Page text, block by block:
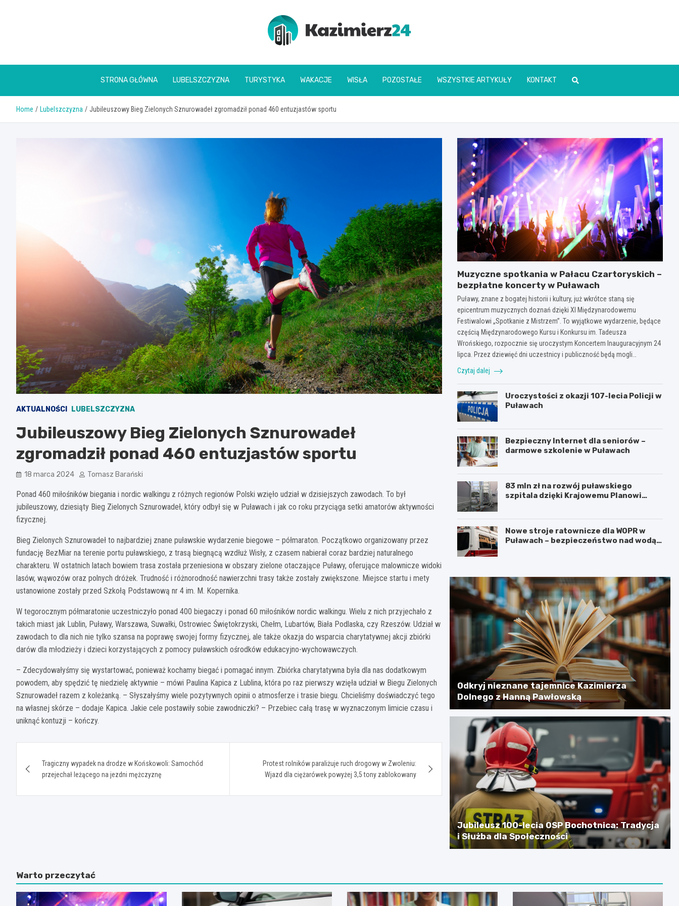
kazimierz24.pl
STRONA GŁÓWNA LUBELSZCZYZNA TURYSTYKA WAKACJE WISŁA POZOSTAŁE WSZYSTKIE ARTYKUŁY KONTAKT
Home Lubelszczyzna Jubileuszowy Bieg Zielonych Sznurowadeł zgromadził ponad 460 entuzjastów sportu
AKTUALNOŚCI LUBELSZCZYZNA
Jubileuszowy Bieg Zielonych Sznurowadeł
zgromadził ponad 460 entuzjastów sportu
18 marca 2024 Tomasz Barański
Ponad 460 miłośników biegania i nordic walkingu z różnych regionów Polski wzięło udział w dzisiejszych zawodach. To był
jubileuszowy, dziesiąty Bieg Zielonych Sznurowadeł, który odbył się w Puławach i jak co roku przyciąga setki amatorów aktywności
fizycznej.
Bieg Zielonych Sznurowadeł to najbardziej znane puławskie wydarzenie biegowe – półmaraton. Początkowo organizowany przez
fundację BezMiar na terenie portu puławskiego, z trasą biegnącą wzdłuż Wisły, z czasem nabierał coraz bardziej naturalnego
charakteru. W ostatnich latach bowiem trasa została przeniesiona w obszary zielone otaczające Puławy, oferujące malownicze widoki
lasów, wąwozów oraz polnych dróżek. Trudność i różnorodność nawierzchni trasy także zostały zwiększone. Miejsce startu i mety
ustanowione zostały przed Szkołą Podstawową nr 4 im. M. Kopernika.
W tegorocznym półmaratonie uczestniczyło ponad 400 biegaczy i ponad 60 miłośników nordic walkingu. Wielu z nich przyjechało z
takich miast jak Lublin, Puławy, Warszawa, Suwałki, Ostrowiec Świętokrzyski, Chełm, Lubartów, Biała Podlaska, czy Rzeszów. Udział w
zawodach to dla nich nie tylko szansa na poprawę swojej formy fizycznej, ale także okazja do wsparcia charytatywnej akcji zbiórki
darów dla młodzieży i dzieci korzystających z pomocy puławskich ośrodków edukacyjno-wychowawczych.
– Zdecydowałyśmy się wystartować, ponieważ kochamy biegać i pomagać innym. Zbiórka charytatywna była dla nas dodatkowym
powodem, aby spędzić tę niedzielę aktywnie – mówi Paulina Kapica z Lublina, która po raz pierwszy wzięła udział w Biegu Zielonych
Sznurowadeł razem z koleżanką. – Słyszałyśmy wiele pozytywnych opinii o atmosferze i trasie biegu. Chcieliśmy doświadczyć tego
na własnej skórze – dodaje Kapica. Jakie cele postawiły sobie zawodniczki? – Przebiec całą trasę w wyznaczonym limicie czasu i
uniknąć kontuzji – kończy.
wpisu
Tragiczny wypadek na drodze w Końskowoli: Samochód
przejechał leżącego na jezdni mężczyznę
Protest rolników paraliżuje ruch drogowy w Zwoleniu:
Wjazd dla ciężarówek powyżej 3,5 tony zablokowany
Muzyczne spotkania w Pałacu Czartoryskich –
bezpłatne koncerty w Puławach
Puławy, znane z bogatej historii i kultury, już wkrótce staną się
epicentrum muzycznych doznań dzięki XI Międzynarodowemu
Festiwalowi „Spotkanie z Mistrzem”. To wyjątkowe wydarzenie, będące
częścią Międzynarodowego Kursu i Konkursu im. Tadeusza
Wrońskiego, rozpocznie się uroczystym Koncertem Inauguracyjnym 24
lipca. Przez dziewięć dni uczestnicy i publiczność będą mogli…
Czytaj dalej
Uroczystości z okazji 107-lecia Policji w
Puławach
Bezpieczny Internet dla seniorów –
darmowe szkolenie w Puławach
83 mln zł na rozwój puławskiego
szpitala dzięki Krajowemu Planowi
Nowe stroje ratownicze dla WOPR w
Puławach – bezpieczeństwo nad wodą
Odkryj nieznane tajemnice Kazimierza
Dolnego z Hanną Pawłowską
Jubileusz 100-lecia OSP Bochotnica: Tradycja
i Służba dla Społeczności
Warto przeczytać